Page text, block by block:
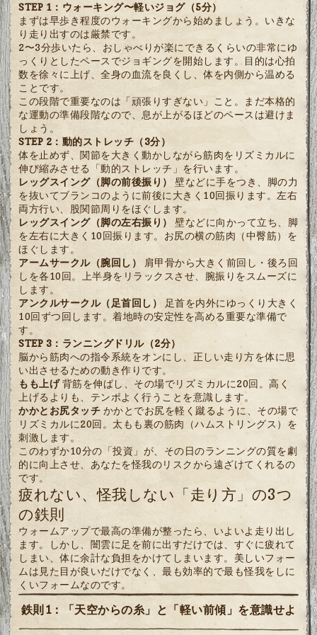
STEP 1：ウォーキング〜軽いジョグ（5分）
まずは早歩き程度のウォーキングから始めましょう。いきな
り走り出すのは厳禁です。
2〜3分歩いたら、おしゃべりが楽にできるくらいの非常にゆ
っくりとしたペースでジョギングを開始します。目的は心拍
数を徐々に上げ、全身の血流を良くし、体を内側から温める
ことです。
この段階で重要なのは「頑張りすぎない」こと。まだ本格的
な運動の準備段階なので、息が上がるほどのペースは避けま
しょう。
STEP 2：動的ストレッチ（3分）
体を止めず、関節を大きく動かしながら筋肉をリズミカルに
伸び縮みさせる「動的ストレッチ」を行います。
レッグスイング（脚の前後振り）
壁などに手をつき、脚の力
を抜いてブランコのように前後に大きく10回振ります。左右
両方行い、股関節周りをほぐします。
レッグスイング（脚の左右振り）
壁などに向かって立ち、脚
を左右に大きく10回振ります。お尻の横の筋肉（中臀筋）を
ほぐします。
アームサークル（腕回し）
肩甲骨から大きく前回し・後ろ回
しを各10回。上半身をリラックスさせ、腕振りをスムーズに
します。
アンクルサークル（足首回し） 足首を内外にゆっくり大きく
10回ずつ回します。着地時の安定性を高める重要な準備で
す。
STEP 3：ランニングドリル（2分）
脳から筋肉への指令系統をオンにし、正しい走り方を体に思
い出させるための動き作りです。
もも上げ背筋を伸ばし、その場でリズミカルに20回。高く
上げるよりも、テンポよく行うことを意識します。
かかとお尻タッチ かかとでお尻を軽く蹴るように、その場で
リズミカルに20回。太もも裏の筋肉（ハムストリングス）を
刺激します。
このわずか10分の「投資」が、その日のランニングの質を劇
的に向上させ、あなたを怪我のリスクから遠ざけてくれるの
です。
疲れない、怪我しない「走り方」の3つ
の鉄則
ウォームアップで最高の準備が整ったら、いよいよ走り出し
ます。しかし、闇雲に足を前に出すだけでは、すぐに疲れて
しまい、体に余計な負担をかけてしまいます。美しいフォー
ムは見た目が良いだけでなく、最も効率的で最も怪我をしに
くいフォームなのです。
鉄則1：「天空からの糸」と「軽い前傾」を意識せよ